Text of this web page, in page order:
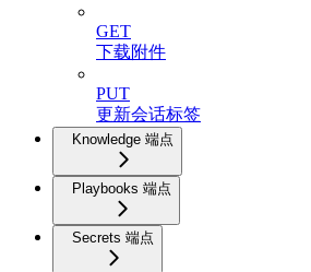
GET
下载附件
PUT
更新会话标签
Knowledge 端点
Playbooks 端点
Secrets 端点